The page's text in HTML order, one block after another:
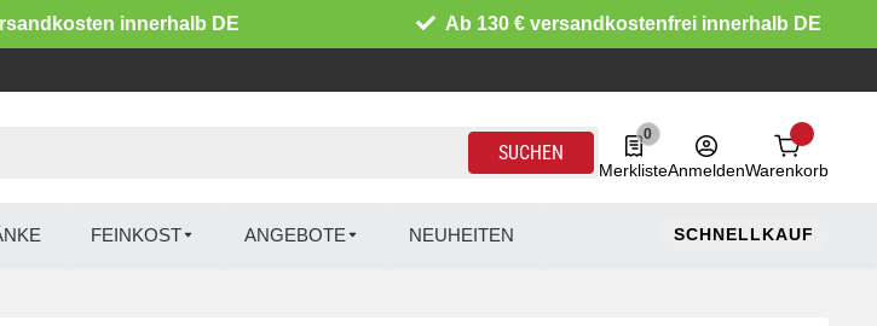
innerhalb DE Ab 130 € versandkostenfrei innerhalb DE
SUCHEN
0
0 Produkte in der Liste
MerklisteAnmeldenWarenkorb
FEINKOST ANGEBOTE NEUHEITEN SCHNELLKAUF